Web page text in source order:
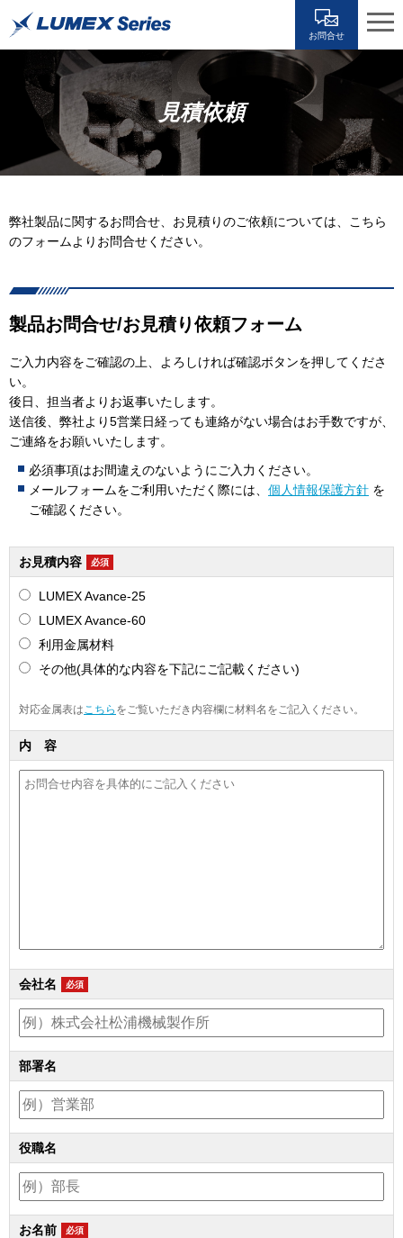
お問合せ
見積依頼
弊社製品に関するお問合せ、お見積りのご依頼については、こちら
のフォームよりお問合せください。
製品お問合せ/お見積り依頼フォーム
ご入力内容をご確認の上、よろしければ確認ボタンを押してくださ
い。
後日、担当者よりお返事いたします。
送信後、弊社より5営業日経っても連絡がない場合はお手数ですが、
ご連絡をお願いいたします。
必須事項はお間違えのないようにご入力ください。
メールフォームをご利用いただく際には、 個人情報保護方針 を
ご確認ください。
お見積内容 必須
LUMEX Avance-25
LUMEX Avance-60
利用金属材料
その他(具体的な内容を下記にご記載ください)
対応金属表はこちら をご覧いただき内容欄に材料名をご記入ください。
内 容
会社名 必須
部署名
役職名
お名前 必須